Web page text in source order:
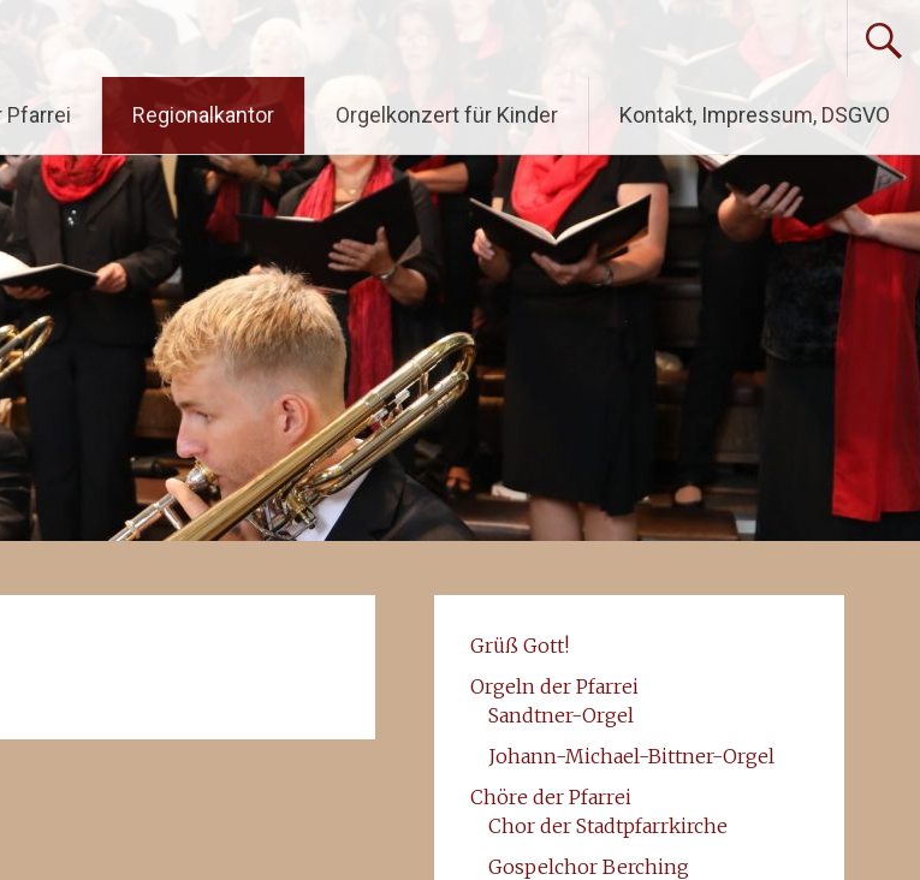
Pfarrei Regionalkantor Orgelkonzert für Kinder Kontakt, Impressum, DSGVO
Grüß Gott!
Orgeln der Pfarrei
Sandtner-Orgel
Johann-Michael-Bittner-Orgel
Chöre der Pfarrei
Chor der Stadtpfarrkirche
Gospelchor Berching